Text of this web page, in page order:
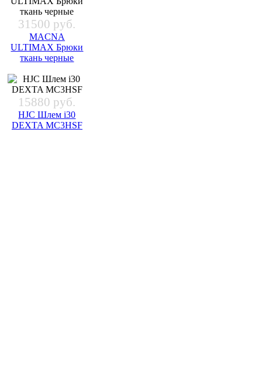
31500 руб.
MACNA
ULTIMAX Брюки
ткань черные
15880 руб.
HJC Шлем i30
DEXTA MC3HSF